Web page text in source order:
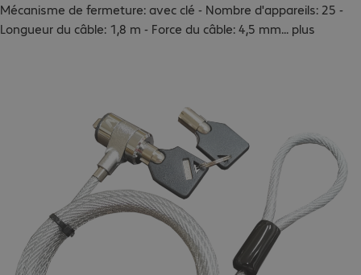
Mécanisme de fermeture: avec clé - Nombre d'appareils: 25 -
Longueur du câble: 1,8 m - Force du câble: 4,5 mm... plus